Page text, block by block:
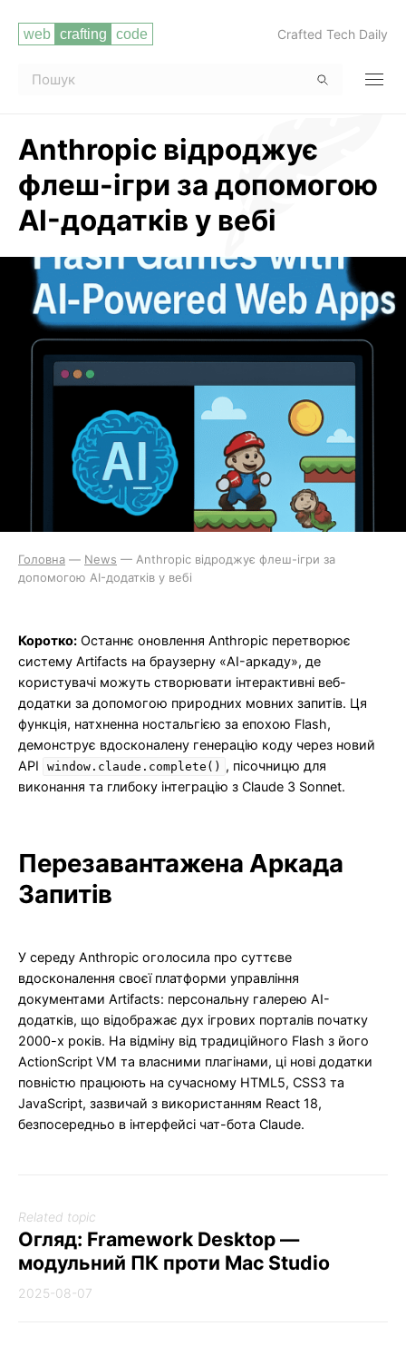
Crafted Tech Daily
Anthropic відроджує
флеш-ігри за допомогою
AI-додатків у вебі
Читати повністю
Головна — News — Anthropic відроджує флеш-ігри за
допомогою AI-додатків у вебі
Коротко: Останнє оновлення Anthropic перетворює
систему Artifacts на браузерну «AI-аркаду», де
користувачі можуть створювати інтерактивні веб-
додатки за допомогою природних мовних запитів. Ця
функція, натхненна ностальгією за епохою Flash,
демонструє вдосконалену генерацію коду через новий
API
window.claude.complete() , пісочницю для
виконання та глибоку інтеграцію з Claude 3 Sonnet.
Перезавантажена Аркада
Запитів
У середу Anthropic оголосила про суттєве
вдосконалення своєї платформи управління
документами Artifacts: персональну галерею AI-
додатків, що відображає дух ігрових порталів початку
2000-х років. На відміну від традиційного Flash з його
ActionScript VM та власними плагінами, ці нові додатки
повністю працюють на сучасному HTML5, CSS3 та
JavaScript, зазвичай з використанням React 18,
безпосередньо в інтерфейсі чат-бота Claude.
Related topic
Огляд: Framework Desktop —
модульний ПК проти Mac Studio
2025-08-07